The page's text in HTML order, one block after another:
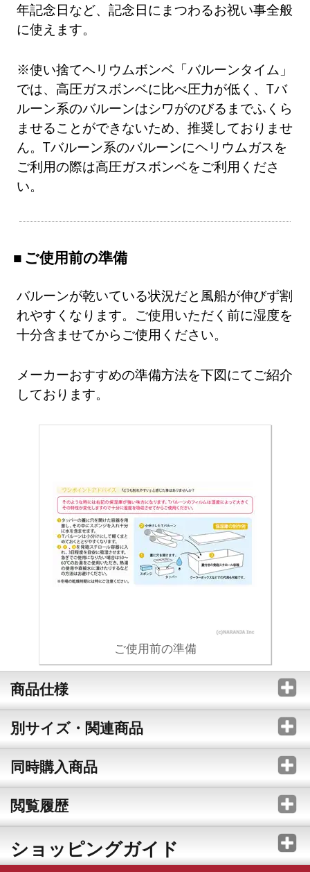
年記念日など、記念日にまつわるお祝い事全般
に使えます。
※使い捨てヘリウムボンベ「バルーンタイム」
では、高圧ガスボンベに比べ圧力が低く、Tバ
ルーン系のバルーンはシワがのびるまでふくら
ませることができないため、推奨しておりませ
ん。Tバルーン系のバルーンにヘリウムガスを
ご利用の際は高圧ガスボンベをご利用くださ
い。
ご使用前の準備
バルーンが乾いている状況だと風船が伸びず割
れやすくなります。ご使用いただく前に湿度を
十分含ませてからご使用ください。
メーカーおすすめの準備方法を下図にてご紹介
しております。
ご使用前の準備
商品仕様
別サイズ・関連商品
同時購入商品
閲覧履歴
ショッピングガイド